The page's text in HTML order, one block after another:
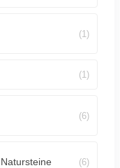
(1)
(1)
(6)
(6)